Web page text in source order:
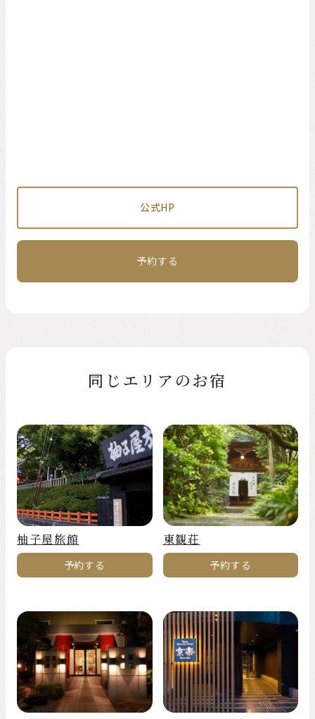
公式HP
予約する
同じエリアのお宿
柚子屋旅館
予約する
東観荘
予約する